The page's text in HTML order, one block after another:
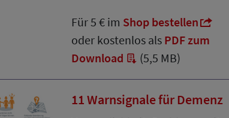
Für 5 € im Shop bestellen
oder kostenlos als PDF zum
Download
(5,5 MB)
11 Warnsignale für Demenz